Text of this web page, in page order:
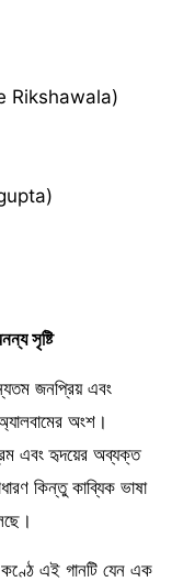
Je Rikshawala)
সৃষ্টি
জনপ্রিয় এবং
অংশ।
এবং হৃদয়ের অব্যক্ত
কিন্তু কাব্যিক ভাষা
এই গানটি যেন এক